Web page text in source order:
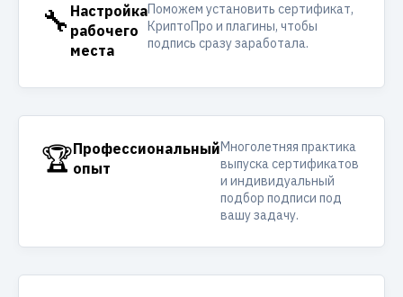
🔧 Настройка
рабочего
места
Поможем установить сертификат,
КриптоПро и плагины, чтобы
подпись сразу заработала.
🏆Профессиональный
опыт
Многолетняя практика
выпуска сертификатов
и индивидуальный
подбор подписи под
вашу задачу.